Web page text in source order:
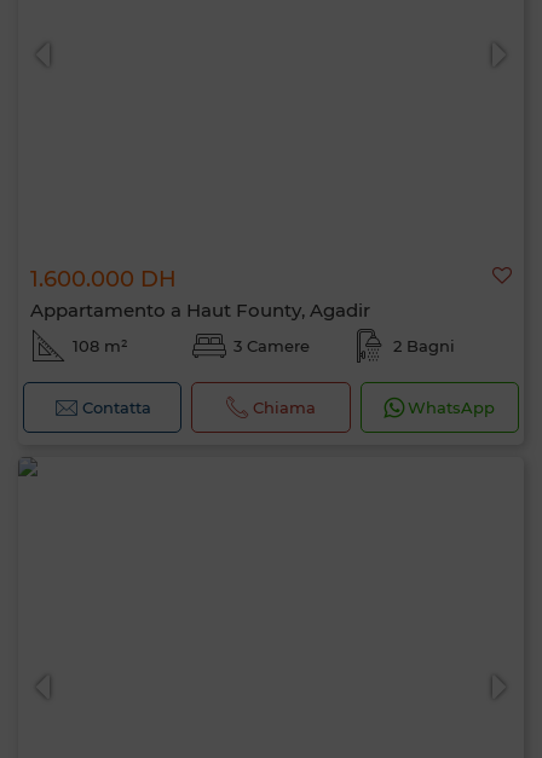
1.600.000 DH
Appartamento a Haut Founty, Agadir
108 m² 3 Camere 2 Bagni
Contatta Chiama WhatsApp